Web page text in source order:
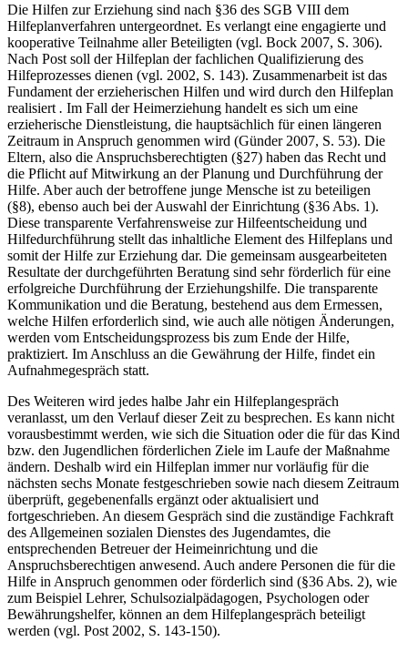
Die Hilfen zur Erziehung sind nach §36 des SGB VIII dem
Hilfeplanverfahren untergeordnet. Es verlangt eine engagierte und
kooperative Teilnahme aller Beteiligten (vgl. Bock 2007, S. 306).
Nach Post soll der Hilfeplan der fachlichen Qualifizierung des
Hilfeprozesses dienen (vgl. 2002, S. 143). Zusammenarbeit ist das
Fundament der erzieherischen Hilfen und wird durch den Hilfeplan
realisiert . Im Fall der Heimerziehung handelt es sich um eine
erzieherische Dienstleistung, die hauptsächlich für einen längeren
Zeitraum in Anspruch genommen wird (Günder 2007, S. 53). Die
Eltern, also die Anspruchsberechtigten (§27) haben das Recht und
die Pflicht auf Mitwirkung an der Planung und Durchführung der
Hilfe. Aber auch der betroffene junge Mensche ist zu beteiligen
(§8), ebenso auch bei der Auswahl der Einrichtung (§36 Abs. 1).
Diese transparente Verfahrensweise zur Hilfeentscheidung und
Hilfedurchführung stellt das inhaltliche Element des Hilfeplans und
somit der Hilfe zur Erziehung dar. Die gemeinsam ausgearbeiteten
Resultate der durchgeführten Beratung sind sehr förderlich für eine
erfolgreiche Durchführung der Erziehungshilfe. Die transparente
Kommunikation und die Beratung, bestehend aus dem Ermessen,
welche Hilfen erforderlich sind, wie auch alle nötigen Änderungen,
werden vom Entscheidungsprozess bis zum Ende der Hilfe,
praktiziert. Im Anschluss an die Gewährung der Hilfe, findet ein
Aufnahmegespräch statt.
Des Weiteren wird jedes halbe Jahr ein Hilfeplangespräch
veranlasst, um den Verlauf dieser Zeit zu besprechen. Es kann nicht
vorausbestimmt werden, wie sich die Situation oder die für das Kind
bzw. den Jugendlichen förderlichen Ziele im Laufe der Maßnahme
ändern. Deshalb wird ein Hilfeplan immer nur vorläufig für die
nächsten sechs Monate festgeschrieben sowie nach diesem Zeitraum
überprüft, gegebenenfalls ergänzt oder aktualisiert und
fortgeschrieben. An diesem Gespräch sind die zuständige Fachkraft
des Allgemeinen sozialen Dienstes des Jugendamtes, die
entsprechenden Betreuer der Heimeinrichtung und die
Anspruchsberechtigen anwesend. Auch andere Personen die für die
Hilfe in Anspruch genommen oder förderlich sind (§36 Abs. 2), wie
zum Beispiel Lehrer, Schulsozialpädagogen, Psychologen oder
Bewährungshelfer, können an dem Hilfeplangespräch beteiligt
werden (vgl. Post 2002, S. 143-150).